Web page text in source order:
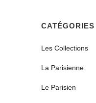
Les Collections
La Parisienne
Le Parisien